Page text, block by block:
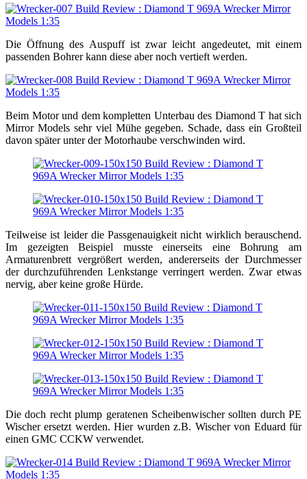
Die Öffnung des Auspuff ist zwar leicht angedeutet, mit einem
passenden Bohrer kann diese aber noch vertieft werden.
Beim Motor und dem kompletten Unterbau des Diamond T hat sich
Mirror Models sehr viel Mühe gegeben. Schade, dass ein Großteil
davon später unter der Motorhaube verschwinden wird.
Teilweise ist leider die Passgenauigkeit nicht wirklich berauschend.
Im gezeigten Beispiel musste einerseits eine Bohrung am
Armaturenbrett vergrößert werden, andererseits der Durchmesser
der durchzuführenden Lenkstange verringert werden. Zwar etwas
nervig, aber keine große Hürde.
Die doch recht plump geratenen Scheibenwischer sollten durch PE
Wischer ersetzt werden. Hier wurden z.B. Wischer von Eduard für
einen GMC CCKW verwendet.